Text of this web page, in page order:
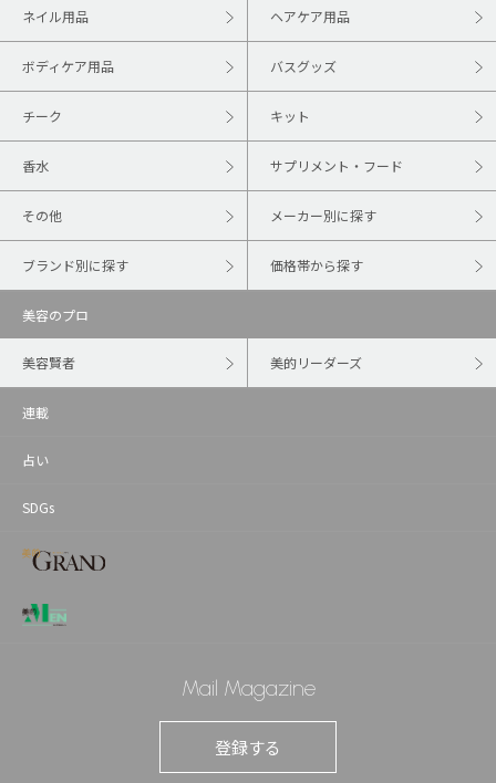
ネイル用品 ヘアケア用品
ボディケア用品 バスグッズ
チーク キット
香水 サプリメント・フード
その他 メーカー別に探す
ブランド別に探す 価格帯から探す
美容のプロ
美容賢者 美的リーダーズ
連載
占い
SDGs
Mail Magazine
登録する